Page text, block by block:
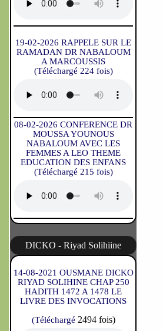
19-02-2026 RAPPELE SUR LE
RAMADAN DR NABALOUM
A MARCOUSSIS
(Téléchargé 224 fois)
08-02-2026 CONFERENCE DR
MOUSSA YOUNOUS
NABALOUM AVEC LES
FEMMES A LEO THEME
EDUCATION DES ENFANS
(Téléchargé 215 fois)
DICKO - Riyad Solihiine
14-08-2021 OUSMANE DICKO
RIYAD SOLIHINE CHAP 250
HADITH 1472 A 1478 LE
LIVRE DES INVOCATIONS
(Téléchargé 2494 fois)